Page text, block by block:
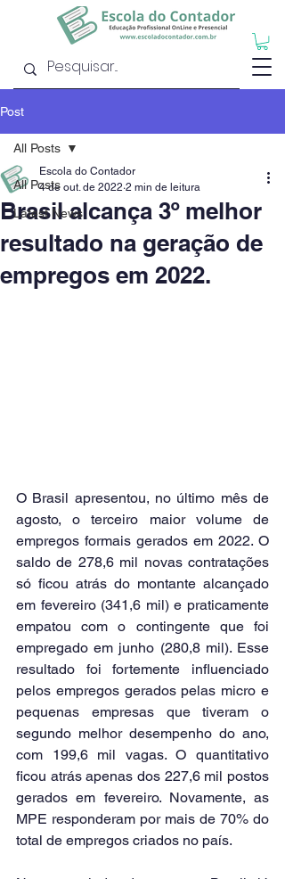
Post
All Posts
Latest News
All Posts
Brasil alcança 3º melhor
resultado na geração de
empregos em 2022.
Escola do Contador
4 de out. de 2022 2 min de leitura
O Brasil apresentou, no último mês de
agosto, o terceiro maior volume de
empregos formais gerados em 2022. O
saldo de 278,6 mil novas contratações
só ficou atrás do montante alcançado
em fevereiro (341,6 mil) e praticamente
empatou com o contingente que foi
empregado em junho (280,8 mil). Esse
resultado foi fortemente influenciado
pelos empregos gerados pelas micro e
pequenas empresas que tiveram o
segundo melhor desempenho do ano,
com 199,6 mil vagas. O quantitativo
ficou atrás apenas dos 227,6 mil postos
gerados em fevereiro. Novamente, as
MPE responderam por mais de 70% do
total de empregos criados no país.